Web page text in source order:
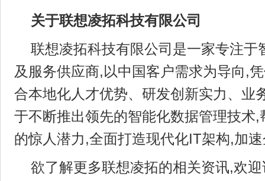
关于联想凌拓科技有限公司
联想凌拓科技有限公司是一家专注于
及服务供应商,以中国客户需求为导向,
合本地化人才优势、研发创新实力、业
于不断推出领先的智能化数据管理技术
的惊人潜力,全面打造现代化IT架构,加
欲了解更多联想凌拓的相关资讯,欢